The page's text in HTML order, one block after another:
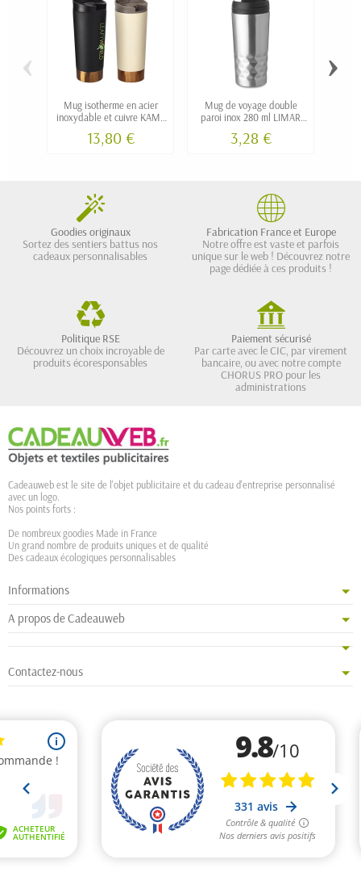
Mug isotherme en acier
inoxydable et cuivre KAME
13,80 €
Mug de voyage double
paroi inox 280 ml LIMAR
3,28 €
‹ ›
Goodies originaux
Sortez des sentiers battus nos
cadeaux personnalisables
Fabrication France et Europe
Notre offre est vaste et parfois
unique sur le web ! Découvrez notre
page dédiée à ces produits !
Politique RSE
Découvrez un choix incroyable de
produits écoresponsables
Paiement sécurisé
Par carte avec le CIC, par virement
bancaire, ou avec notre compte
CHORUS PRO pour les
administrations
Cadeauweb est le site de l'objet publicitaire et du cadeau d'entreprise personnalisé
avec un logo.
Nos points forts :
De nombreux goodies Made in France
Un grand nombre de produits uniques et de qualité
Des cadeaux écologiques personnalisables
Informations
A propos de Cadeauweb
Contactez-nous